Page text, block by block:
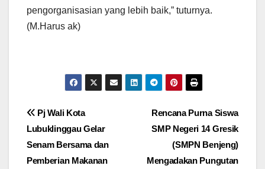
pengorganisasian yang lebih baik,” tuturnya.
(M.Harus ak)
Navigasi
pos
Rencana Purna Siswa
SMP Negeri 14 Gresik
(SMPN Benjeng)
Mengadakan Pungutan
Pj Wali Kota
Lubuklinggau Gelar
Senam Bersama dan
Pemberian Makanan